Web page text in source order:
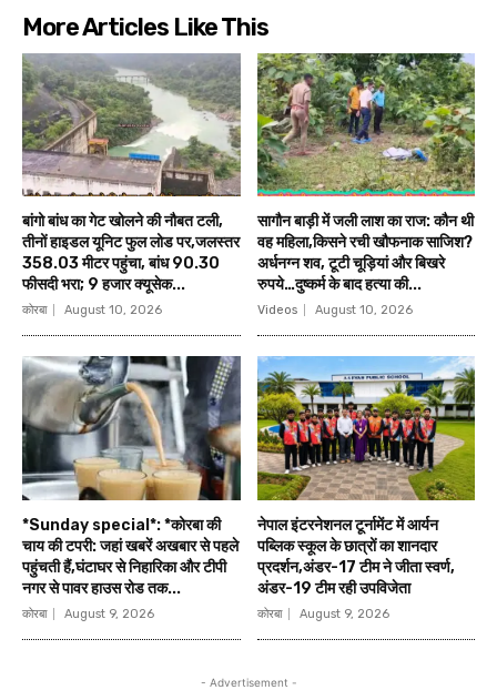
More Articles Like This
बांगो बांध का गेट खोलने की नौबत टली,
तीनों हाइडल यूनिट फुल लोड पर,जलस्तर
358.03 मीटर पहुंचा, बांध 90.30
फीसदी भरा; 9 हजार क्यूसेक...
कोरबा August 10, 2026
सागौन बाड़ी में जली लाश का राज: कौन थी
वह महिला,किसने रची खौफनाक साजिश?
अर्धनग्न शव, टूटी चूड़ियां और बिखरे
रुपये…दुष्कर्म के बाद हत्या की...
Videos August 10, 2026
*Sunday special*: *कोरबा की
चाय की टपरी: जहां खबरें अखबार से पहले
पहुंचती हैं,घंटाघर से निहारिका और टीपी
नगर से पावर हाउस रोड तक...
कोरबा August 9, 2026
नेपाल इंटरनेशनल टूर्नामेंट में आर्यन
पब्लिक स्कूल के छात्रों का शानदार
प्रदर्शन,अंडर-17 टीम ने जीता स्वर्ण,
अंडर-19 टीम रही उपविजेता
कोरबा August 9, 2026
- Advertisement -